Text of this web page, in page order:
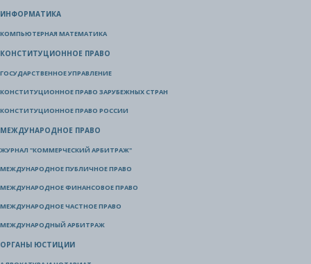
ИНФОРМАТИКА
КОМПЬЮТЕРНАЯ МАТЕМАТИКА
КОНСТИТУЦИОННОЕ ПРАВО
ГОСУДАРСТВЕННОЕ УПРАВЛЕНИЕ
КОНСТИТУЦИОННОЕ ПРАВО ЗАРУБЕЖНЫХ СТРАН
КОНСТИТУЦИОННОЕ ПРАВО РОССИИ
МЕЖДУНАРОДНОЕ ПРАВО
ЖУРНАЛ "КОММЕРЧЕСКИЙ АРБИТРАЖ"
МЕЖДУНАРОДНОЕ ПУБЛИЧНОЕ ПРАВО
МЕЖДУНАРОДНОЕ ФИНАНСОВОЕ ПРАВО
МЕЖДУНАРОДНОЕ ЧАСТНОЕ ПРАВО
МЕЖДУНАРОДНЫЙ АРБИТРАЖ
ОРГАНЫ ЮСТИЦИИ